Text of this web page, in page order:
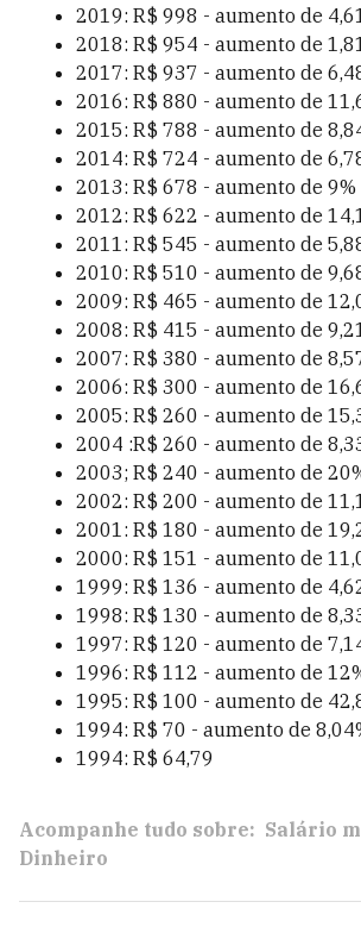
2019: R$ 998 - aumento de
2018: R$ 954 - aumento de
2017: R$ 937 - aumento de
2016: R$ 880 - aumento de
2015: R$ 788 - aumento de
2014: R$ 724 - aumento de
2013: R$ 678 - aumento de 9%
2012: R$ 622 - aumento de
2011: R$ 545 - aumento de
2010: R$ 510 - aumento de
2009: R$ 465 - aumento de
2008: R$ 415 - aumento de
2007: R$ 380 - aumento de
2006: R$ 300 - aumento de
2005: R$ 260 - aumento de
2004 :R$ 260 - aumento de
2003; R$ 240 - aumento de
2002: R$ 200 - aumento de
2001: R$ 180 - aumento de
2000: R$ 151 - aumento de
1999: R$ 136 - aumento de
1998: R$ 130 - aumento de
1997: R$ 120 - aumento de
1996: R$ 112 - aumento de
1995: R$ 100 - aumento de
1994: R$ 70 - aumento de
1994: R$ 64,79
Acompanhe tudo sobre: Salário
Dinheiro